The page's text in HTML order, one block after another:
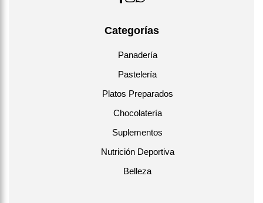
Categorías
Panadería
Pastelería
Platos Preparados
Chocolatería
Suplementos
Nutrición Deportiva
Belleza